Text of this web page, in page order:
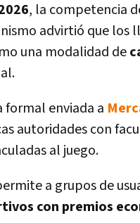
, la competencia
advirtió que los
una modalidad de
formal enviada a
autoridades con
al juego.
a grupos de
con premios